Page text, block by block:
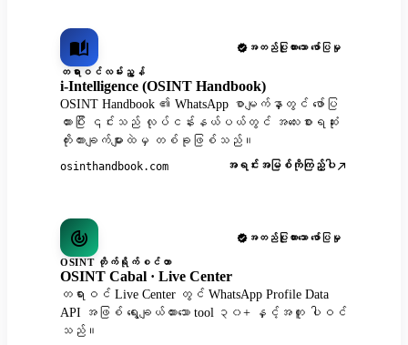
အတည်ပြုထားသော ဖော်ပြမှု
တရားဝင်လမ်းညွှန်
i-Intelligence (OSINT Handbook)
OSINT Handbook ၏ WhatsApp စာမျက်နှာတွင် ဖော်ပြ
ထားပြီး ၎င်းသည် လုပ်ငန်းနယ်ပယ်တွင် အလေးစားရဆုံး
ကိုးကားချက်များထဲမှ တစ်ခုဖြစ်သည်။
osinthandbook.com အရင်းအမြစ်ကိုကြည့်ပါ
အတည်ပြုထားသော ဖော်ပြမှု
OSINT တိုက်ရိုက်စင်တာ
OSINT Cabal · Live Center
တရားဝင် Live Center တွင် WhatsApp Profile Data
API အဖြစ် ရွေးချယ်ထားသော tool ၃၀+ နှင့်အတူ ပါဝင်
သည်။